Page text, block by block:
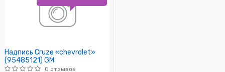
Надпись Cruze «chevrolet»
(95485121) GM
0 отзывов